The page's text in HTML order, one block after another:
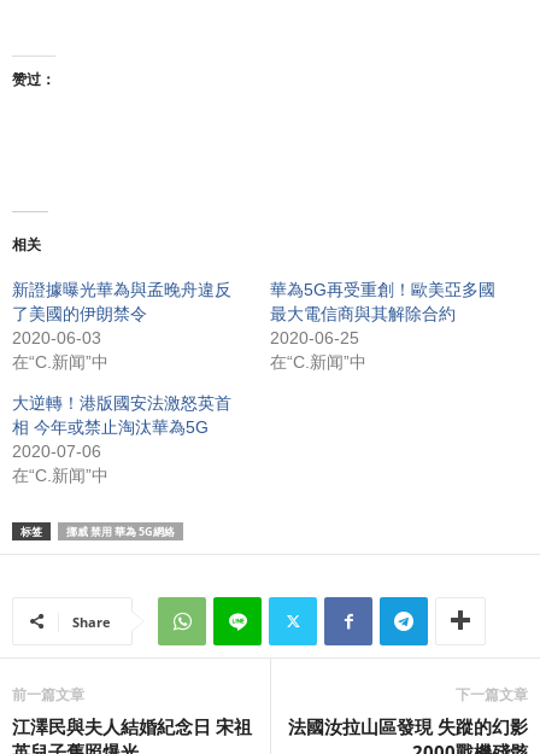
赞过：
相关
新證據曝光華為與孟晚舟違反
了美國的伊朗禁令
2020-06-03
在“C.新闻”中
華為5G再受重創！歐美亞多國
最大電信商與其解除合約
2020-06-25
在“C.新闻”中
大逆轉！港版國安法激怒英首
相 今年或禁止淘汰華為5G
2020-07-06
在“C.新闻”中
标签 挪威 禁用 華為 5G網絡
Share
前一篇文章
江澤民與夫人結婚紀念日 宋祖
下一篇文章
法國汝拉山區發現 失蹤的幻影